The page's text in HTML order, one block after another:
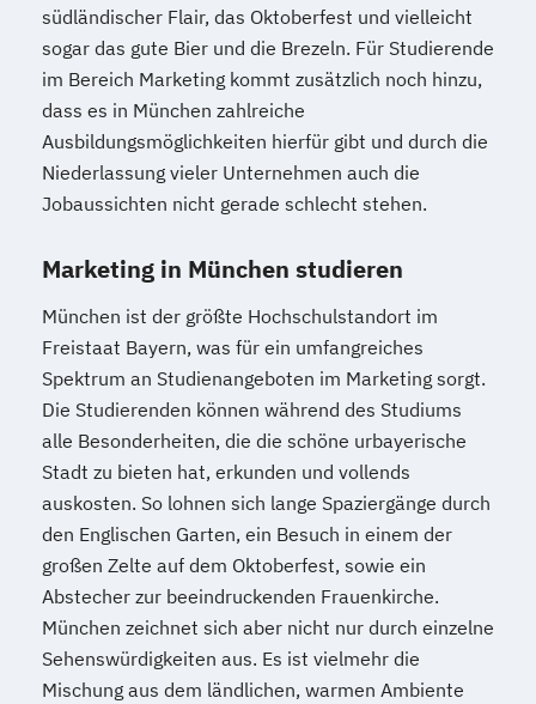
südländischer Flair, das Oktoberfest und vielleicht
sogar das gute Bier und die Brezeln. Für Studierende
im Bereich Marketing kommt zusätzlich noch hinzu,
dass es in München zahlreiche
Ausbildungsmöglichkeiten hierfür gibt und durch die
Niederlassung vieler Unternehmen auch die
Jobaussichten nicht gerade schlecht stehen.
Marketing in München studieren
München ist der größte Hochschulstandort im
Freistaat Bayern, was für ein umfangreiches
Spektrum an Studienangeboten im Marketing sorgt.
Die Studierenden können während des Studiums
alle Besonderheiten, die die schöne urbayerische
Stadt zu bieten hat, erkunden und vollends
auskosten. So lohnen sich lange Spaziergänge durch
den Englischen Garten, ein Besuch in einem der
großen Zelte auf dem Oktoberfest, sowie ein
Abstecher zur beeindruckenden Frauenkirche.
München zeichnet sich aber nicht nur durch einzelne
Sehenswürdigkeiten aus. Es ist vielmehr die
Mischung aus dem ländlichen, warmen Ambiente